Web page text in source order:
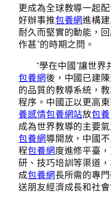
更成為全球教導一起
好辦事推包養網進構
耐久而堅實的動能，
作甚”的時期之問。
“學在中國”讓世
包養網後，中國已建
的品質的教導系統，
程序。中國正以更高
養感情包養網站放包養
成為世界教導的主要
包養網導開放，中國
程包養網度進修平臺
研、技巧培訓等渠道
成包養網長所需的專
送朋友經濟成長和社